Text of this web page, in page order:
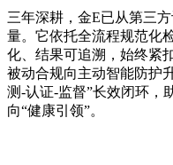
三年深耕，金E已从第三
量。它依托全流程规范化
化、结果可追溯，始终紧
被动合规向主动智能防护
测-认证-监督”长效闭环，
向“健康引领”。